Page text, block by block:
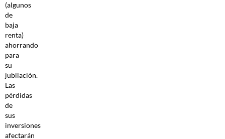
(algunos
de
baja
renta)
ahorrando
para
su
jubilación.
Las
pérdidas
de
sus
inversiones
afectarán